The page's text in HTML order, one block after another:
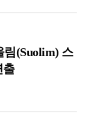
림(Suolim) 스
출